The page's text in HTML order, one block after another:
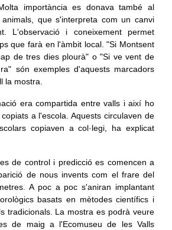
importància es donava també al
que s'interpreta com un canvi
L'observació i coneixement permet
que farà en l'àmbit local. "Si Montsent
de tres dies plourà" o "Si ve vent de
són exemples d'aquests marcadors
la mostra.
era compartida entre valls i així ho
a l'escola. Aquests circulaven de
copiaven a col·legi, ha explicat
de control i predicció es comencen a
de nous invents com el frare del
A poc a poc s'aniran implantant
basats en mètodes científics i
tradicionals. La mostra es podrà veure
de maig a l'Ecomuseu de les Valls